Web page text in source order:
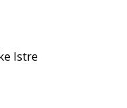
Istre